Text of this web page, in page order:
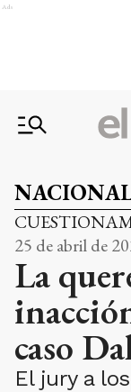
Ads
25 de abril de
La
caso
El jury a